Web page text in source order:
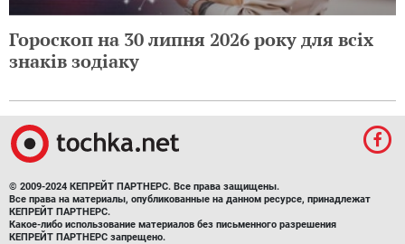
Гороскоп на 30 липня 2026 року для всіх
знаків зодіаку
© 2009-2024 КЕПРЕЙТ ПАРТНЕРС. Все права защищены.
Все права на материалы, опубликованные на данном ресурсе, принадлежат
КЕПРЕЙТ ПАРТНЕРС.
Какое-либо использование материалов без письменного разрешения
КЕПРЕЙТ ПАРТНЕРС запрещено.